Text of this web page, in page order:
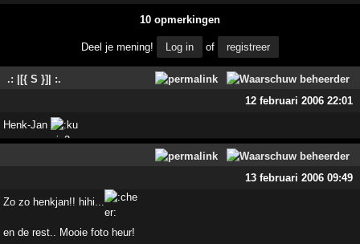
10 opmerkingen
Deel je mening! Log in of registreer
.: |[{ S }]| :.
12 februari 2006 22:01
Henk-Jan
13 februari 2006 09:49
Zo zo henkjan!! hihi...
en de rest.. Mooie foto heur!